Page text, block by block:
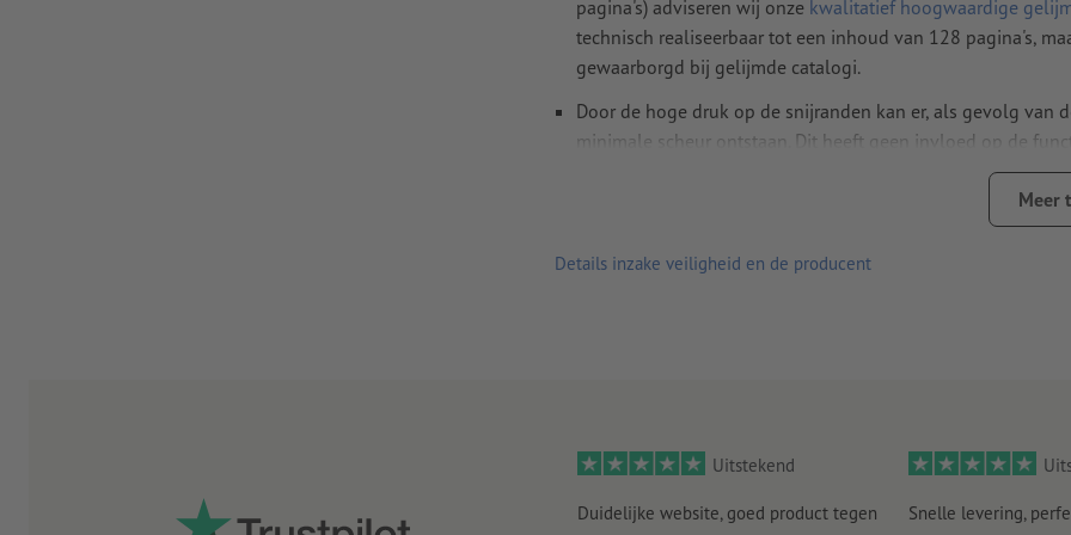
Commentarenworden verwijderd en niet afgedrukt
Inhoud vanformulierveldenworden mee afgedrukt
Hoe maak ik afdrukgegevens correct?
pagina's) adviseren wij onze kwalitatief hoogwaardige
technisch realiseerbaar tot een inhoud van 128 pagina's,
gewaarborgd bij gelijmde catalogi.
Door de hoge druk op de snijranden kan er, als gevolg van
minimale scheur ontstaan. Dit heeft geen invloed op de
gedrukte producten op kringlooppapier zijn zonder
briljante kleurweergave en de hoogste drukkwaliteit dankzij
Aanwijzing m.b.t. optionele bundeling:
Meer
Details inzake veiligheid en de producent
Uitstekend
Duidelijke website, goed product tegen
Snelle levering,